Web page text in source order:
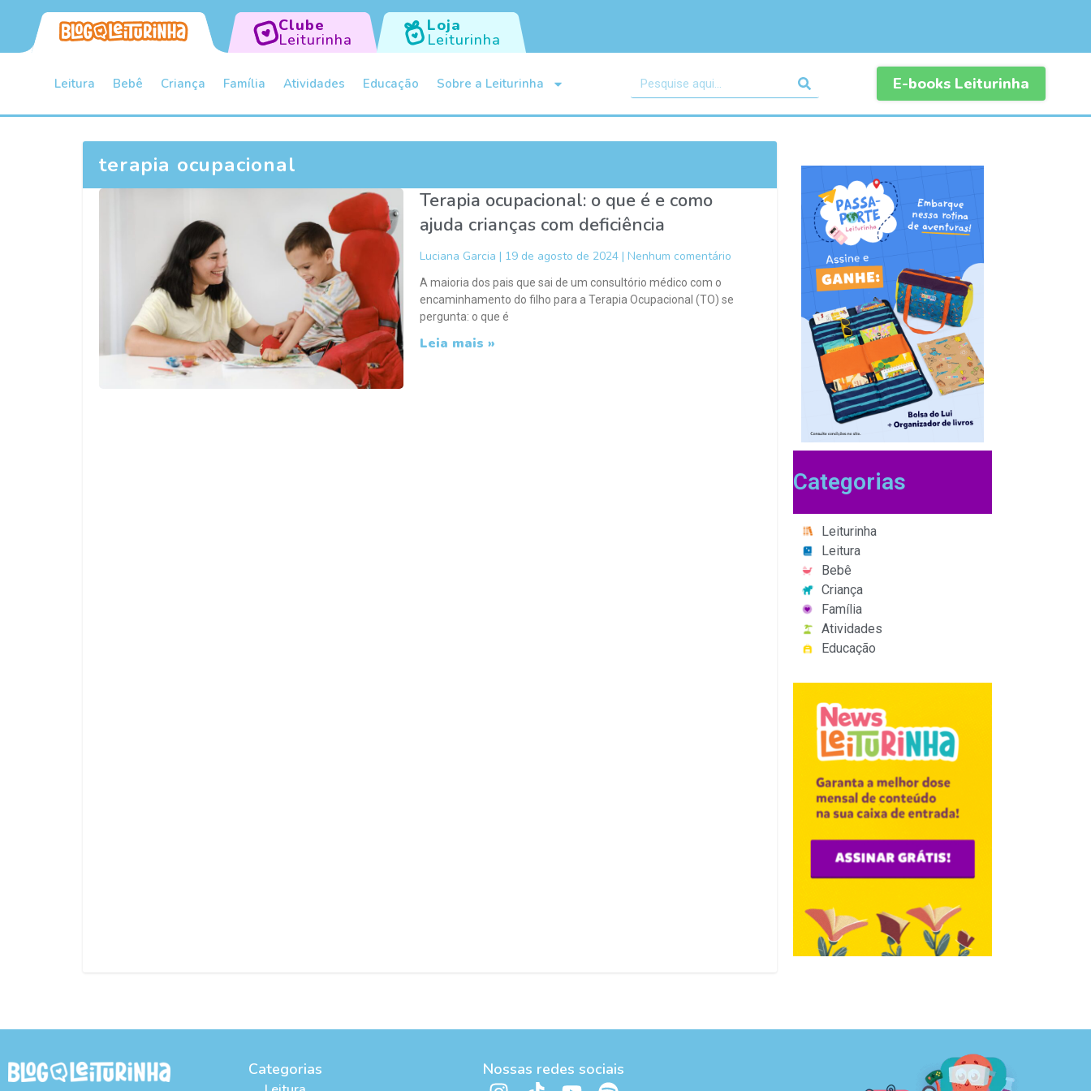
Clube
Leiturinha
Loja
Leiturinha
Leitura Bebê Criança Família Atividades Educação Sobre a Leiturinha E-books Leiturinha
terapia ocupacional
Terapia ocupacional: o que é e como
ajuda crianças com deficiência
Luciana Garcia 19 de agosto de 2024 Nenhum comentário
A maioria dos pais que sai de um consultório médico com o
encaminhamento do filho para a Terapia Ocupacional (TO) se
pergunta: o que é
Leia mais »
Categorias
Leiturinha
Leitura
Bebê
Criança
Família
Atividades
Educação
Categorias Nossas redes sociais